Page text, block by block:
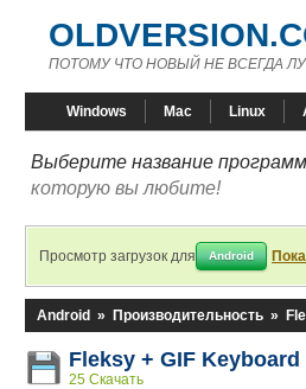
ПОТОМУ ЧТО НОВЫЙ НЕ ВСЕГДА
Windows Mac Linux
Выберите название
которую вы любите!
Просмотр загрузок для Android
Android » Производительность »
Fleksy + GIF
25 Скачать